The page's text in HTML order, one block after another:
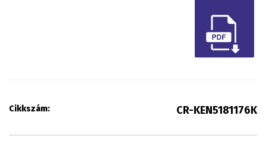
Cikkszám: CR-KEN5181176K